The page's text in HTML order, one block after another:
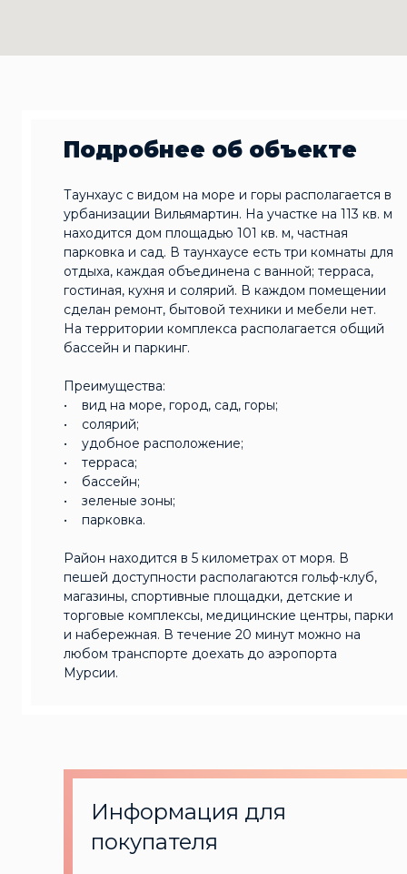
Подробнее об объекте
Таунхаус с видом на море и горы располагается в
урбанизации Вильямартин. На участке на 113 кв. м
находится дом площадью 101 кв. м, частная
парковка и сад. В таунхаусе есть три комнаты для
отдыха, каждая объединена с ванной; терраса,
гостиная, кухня и солярий. В каждом помещении
сделан ремонт, бытовой техники и мебели нет.
На территории комплекса располагается общий
бассейн и паркинг.
Преимущества:
• вид на море, город, сад, горы;
• солярий;
• удобное расположение;
• терраса;
• бассейн;
• зеленые зоны;
• парковка.
Район находится в 5 километрах от моря. В
пешей доступности располагаются гольф-клуб,
магазины, спортивные площадки, детские и
торговые комплексы, медицинские центры, парки
и набережная. В течение 20 минут можно на
любом транспорте доехать до аэропорта
Мурсии.
Информация для
покупателя